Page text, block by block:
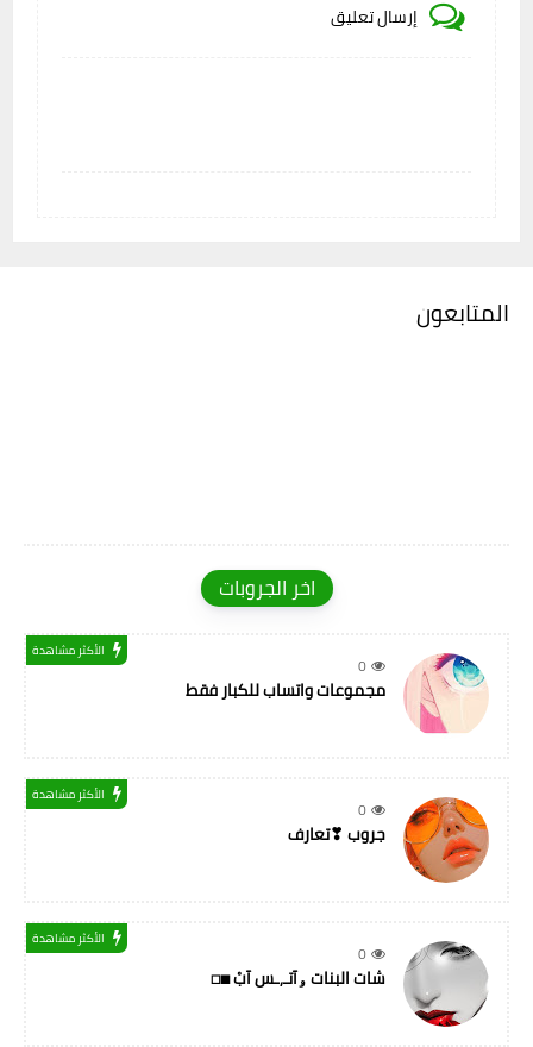
إرسال تعليق
المتابعون
اخر الجروبات
0
الأكثر مشاهدة
مجموعات واتساب للكبار فقط
0
الأكثر مشاهدة
جروب ❣تعارف
0
الأكثر مشاهدة
شات البنات ۅآتـ,ـس آبْ ◼◻